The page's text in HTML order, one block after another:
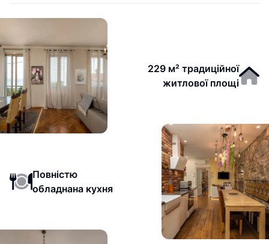
229 м² традиційної
житлової площі
Повністю
обладнана кухня